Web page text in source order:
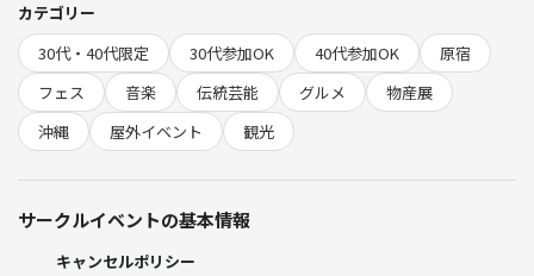
小雨→決行
大雨→中止
禁止事項
勧誘、ナンパ
その他迷惑行為
カテゴリー
30代・40代限定
30代参加OK 40代参加OK
原宿
フェス
音楽 伝統芸能 グルメ
物産展
沖縄
屋外イベント 観光
サークルイベントの基本情報
キャンセルポリシー